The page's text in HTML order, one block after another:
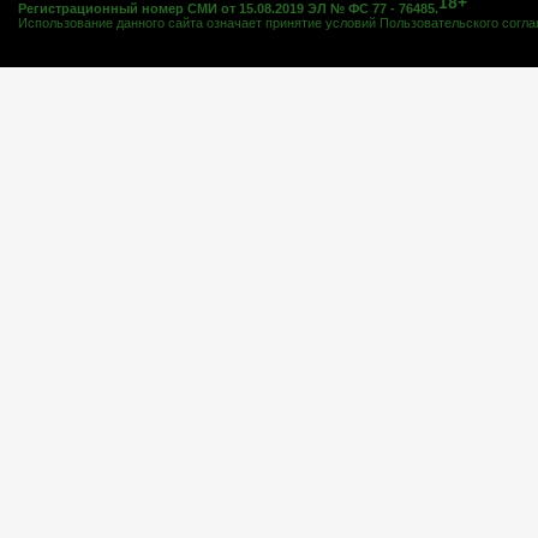
Регистрационный номер СМИ от 15.08.2019 ЭЛ № ФС 77 - 76485.
Использование данного сайта означает принятие условий Пользовательского